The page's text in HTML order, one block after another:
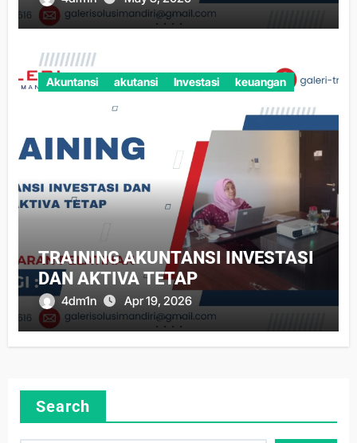
Akuntansi akutansi Investasi keuangan
TRAINING AKUNTANSI INVESTASI
DAN AKTIVA TETAP
4dm1n Apr 19, 2026
Search